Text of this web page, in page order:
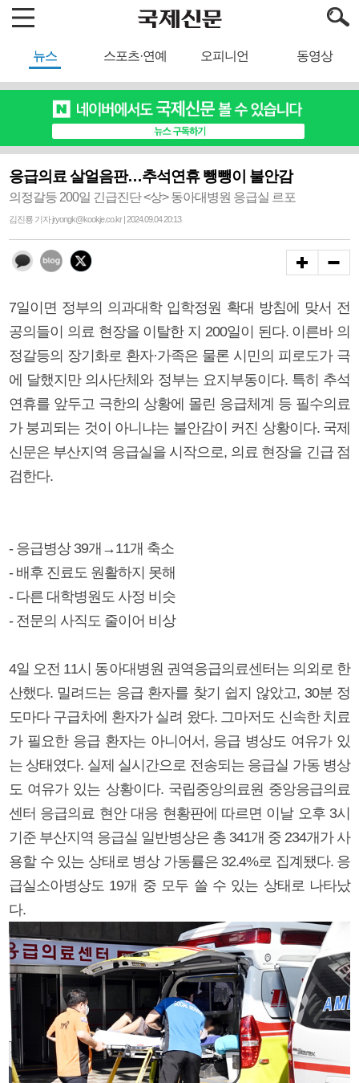
뉴스 스포츠·연예 오피니언 동영상
응급의료 살얼음판…추석연휴 뺑뺑이 불안감
의정갈등 200일 긴급진단 <상> 동아대병원 응급실 르포
김진룡 기자 jryongk@kookje.co.kr | 2024.09.04 20:13
7일이면 정부의 의과대학 입학정원 확대 방침에 맞서 전
공의들이 의료 현장을 이탈한 지 200일이 된다. 이른바 의
정갈등의 장기화로 환자·가족은 물론 시민의 피로도가 극
에 달했지만 의사단체와 정부는 요지부동이다. 특히 추석
연휴를 앞두고 극한의 상황에 몰린 응급체계 등 필수의료
가 붕괴되는 것이 아니냐는 불안감이 커진 상황이다. 국제
신문은 부산지역 응급실을 시작으로, 의료 현장을 긴급 점
검한다.
- 응급병상 39개→11개 축소
- 배후 진료도 원활하지 못해
- 다른 대학병원도 사정 비슷
- 전문의 사직도 줄이어 비상
4일 오전 11시 동아대병원 권역응급의료센터는 의외로 한
산했다. 밀려드는 응급 환자를 찾기 쉽지 않았고, 30분 정
도마다 구급차에 환자가 실려 왔다. 그마저도 신속한 치료
가 필요한 응급 환자는 아니어서, 응급 병상도 여유가 있
는 상태였다. 실제 실시간으로 전송되는 응급실 가동 병상
도 여유가 있는 상황이다. 국립중앙의료원 중앙응급의료
센터 응급의료 현안 대응 현황판에 따르면 이날 오후 3시
기준 부산지역 응급실 일반병상은 총 341개 중 234개가 사
용할 수 있는 상태로 병상 가동률은 32.4%로 집계됐다. 응
급실소아병상도 19개 중 모두 쓸 수 있는 상태로 나타났
다.